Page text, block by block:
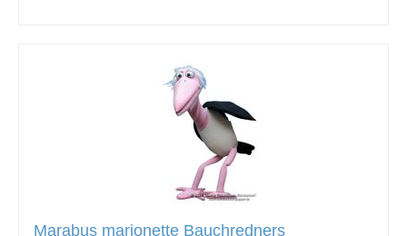
Marabus marionette Bauchredners